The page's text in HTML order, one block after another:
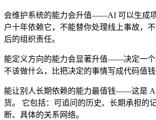
会维护系统的能力会升值——AI 可以生成
户十年依赖它，不能替你处理线上事故，
后的组织责任。
能定义方向的能力会显著升值——决定一个
不该做什么，比把决定的事情写成代码值钱
能让别人长期依赖的能力最值钱——这是
货。 它包括：可追问的历史、长期承担的
断、具体的关系网络。